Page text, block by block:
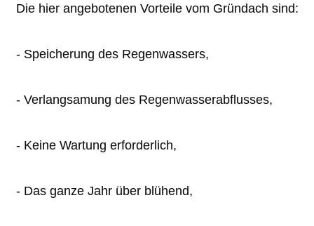
Die hier angebotenen Vorteile vom Gründach sind:
- Speicherung des Regenwassers,
- Verlangsamung des Regenwasserabflusses,
- Keine Wartung erforderlich,
- Das ganze Jahr über blühend,